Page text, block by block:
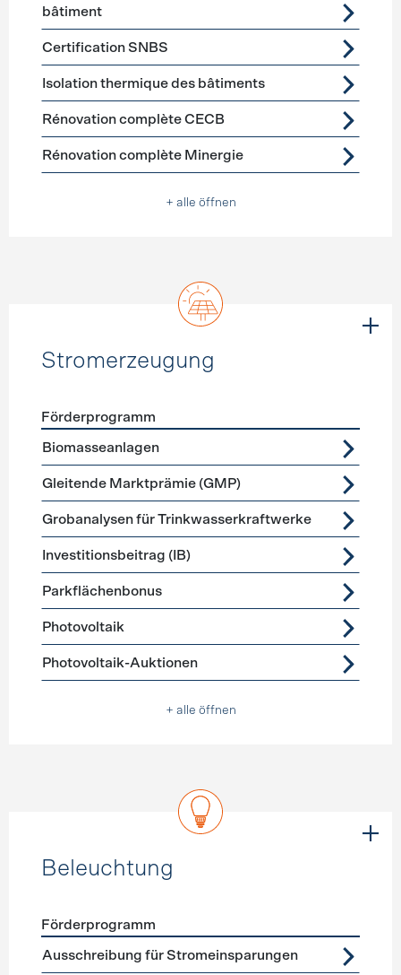
bâtiment
Certification SNBS
Isolation thermique des bâtiments
Rénovation complète CECB
Rénovation complète Minergie
+ alle öffnen
Stromerzeugung
Förderprogramme
Förderprogramm
Biomasseanlagen
Gleitende Marktprämie (GMP)
Grobanalysen für Trinkwasserkraftwerke
Investitionsbeitrag (IB)
Parkflächenbonus
Photovoltaik
Photovoltaik-Auktionen
+ alle öffnen
Beleuchtung
Förderprogramme Beleuchtung
Förderprogramm
Ausschreibung für Stromeinsparungen